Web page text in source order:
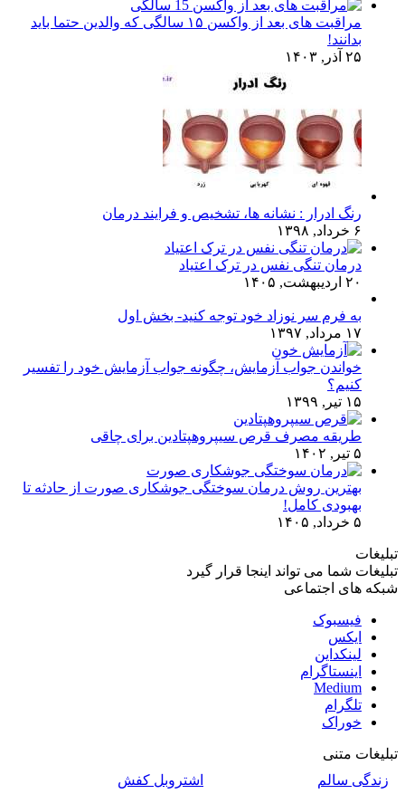
مراقبت های بعد از واکسن ۱۵ سالگی که والدین حتما باید
بدانند!
۲۵ آذر, ۱۴۰۳
رنگ ادرار : نشانه ها، تشخیص و فرایند درمان
۶ خرداد, ۱۳۹۸
درمان تنگی نفس در ترک اعتیاد
۲۰ اردیبهشت, ۱۴۰۵
به فرم سر نوزاد خود توجه کنید- بخش اول
۱۷ مرداد, ۱۳۹۷
خواندن جواب آزمایش، چگونه جواب آزمایش خود را تفسیر
کنیم؟
۱۵ تیر, ۱۳۹۹
طریقه مصرف قرص سیپروهپتادین برای چاقی
۵ تیر, ۱۴۰۲
بهترین روش درمان سوختگی جوشکاری صورت از حادثه تا
بهبودی کامل!
۵ خرداد, ۱۴۰۵
تبلیغات
تبلیغات شما می تواند اینجا قرار گیرد
شبکه های اجتماعی
فیسبوک
ایکس
لینکداین
اینستاگرام
Medium
تلگرام
خوراک
تبلیغات متنی
زندگی سالم
اشتروبل کفش